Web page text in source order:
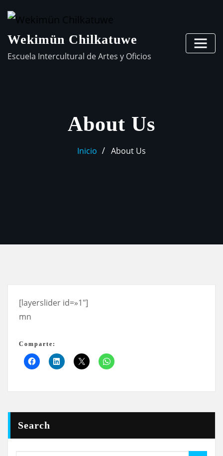
Wekimün Chilkatuwe
Escuela Intercultural de Artes y Oficios
About Us
Inicio About Us
[layerslider id=»1″]
mn
Comparte:
Search